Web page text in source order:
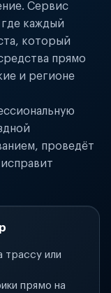
Сервис
где каждый
который
прямо
и регионе
проведёт
трассу или
прямо на